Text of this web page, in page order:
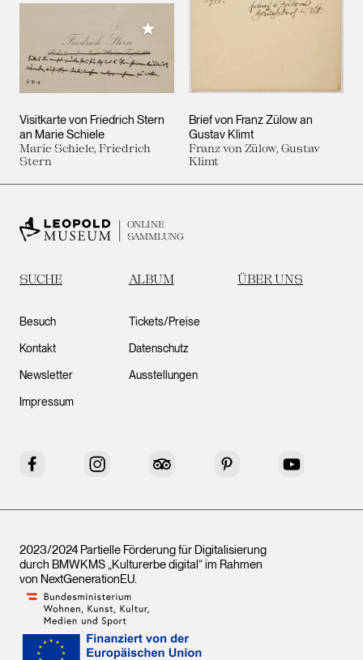
Visitkarte von Friedrich Stern
an Marie Schiele
Marie Schiele, Friedrich
Stern
Meiner Sammlung hinzufügen
Brief von Franz Zülow an
Gustav Klimt
Franz von Zülow, Gustav
Klimt
ONLINE
SAMMLUNG
SUCHE ALBUM ÜBER UNS
Besuch
Kontakt
Newsletter
Impressum
Tickets/Preise
Datenschutz
Ausstellungen
Facebook Instagram Tripadvisor Pinterest YouTube
2023/2024 Partielle Förderung für Digitalisierung
durch BMWKMS „Kulturerbe digital“ im Rahmen
von NextGenerationEU.